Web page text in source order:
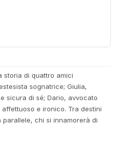
storia di quattro amici
sognatrice; Giulia,
sicura di sé; Dario, avvocato
e ironico. Tra destini
chi si innamorerà di